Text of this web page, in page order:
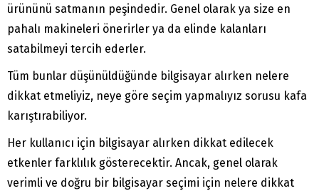
ürününü satmanın peşindedir. Genel olarak ya size en
pahalı makineleri önerirler ya da elinde kalanları
satabilmeyi tercih ederler.
Tüm bunlar düşünüldüğünde bilgisayar alırken nelere
dikkat etmeliyiz, neye göre seçim yapmalıyız sorusu kafa
karıştırabiliyor.
Her kullanıcı için bilgisayar alırken dikkat edilecek
etkenler farklılık gösterecektir. Ancak, genel olarak
verimli ve doğru bir bilgisayar seçimi için nelere dikkat